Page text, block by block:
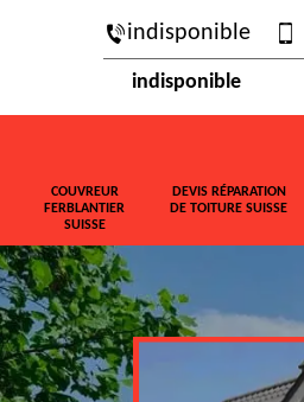
indisponible
indisponible
COUVREUR
FERBLANTIER
SUISSE
DEVIS RÉPARATION
DE TOITURE SUISSE